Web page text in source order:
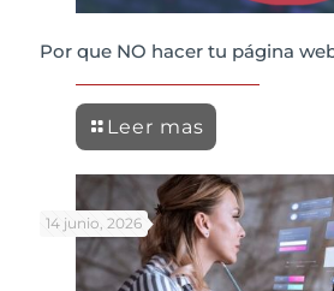
Por que NO hacer tu página
Leer mas
14 junio, 2026